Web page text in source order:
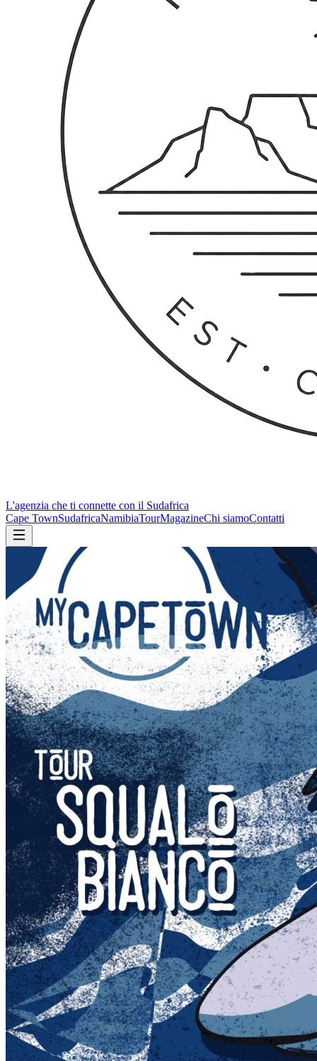
L'agenzia che ti connette con il Sudafrica
Cape TownSudafricaNamibiaTourMagazineChi siamoContatti